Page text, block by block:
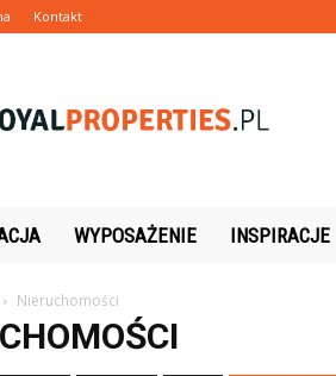
Kontakt
WYPOSAŻENIE INSPIRACJE
Nieruchomości